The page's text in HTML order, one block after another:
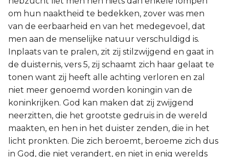
om hun naaktheid te bedekken, zover was men
van de eerbaarheid en van het medegevoel, dat
men aan de menselijke natuur verschuldigd is.
Inplaats van te pralen, zit zij stilzwijgend en gaat in
de duisternis, vers 5, zij schaamt zich haar gelaat te
tonen want zij heeft alle achting verloren en zal
niet meer genoemd worden koningin van de
koninkrijken. God kan maken dat zij zwijgend
neerzitten, die het grootste gedruis in de wereld
maakten, en hen in het duister zenden, die in het
licht pronkten. Die zich beroemt, beroeme zich dus
in God, die niet verandert, en niet in enig werelds